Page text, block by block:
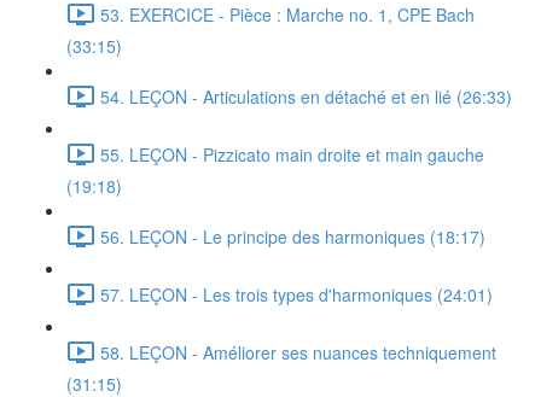
53. EXERCICE - Pièce : Marche no. 1, CPE Bach
(33:15)
54. LEÇON - Articulations en détaché et en lié (26:33)
55. LEÇON - Pizzicato main droite et main gauche
(19:18)
56. LEÇON - Le principe des harmoniques (18:17)
57. LEÇON - Les trois types d'harmoniques (24:01)
58. LEÇON - Améliorer ses nuances techniquement
(31:15)